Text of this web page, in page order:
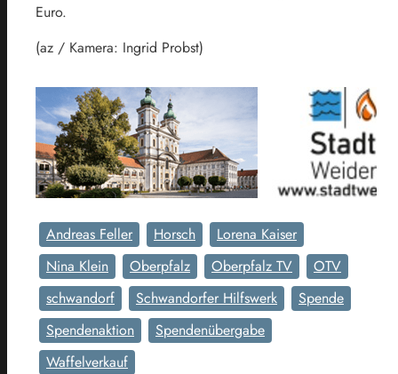
Euro.
(az / Kamera: Ingrid Probst)
Andreas Feller Horsch
Lorena Kaiser
Nina Klein
Oberpfalz Oberpfalz TV
OTV
schwandorf
Schwandorfer Hilfswerk
Spende
Spendenaktion
Spendenübergabe
Waffelverkauf